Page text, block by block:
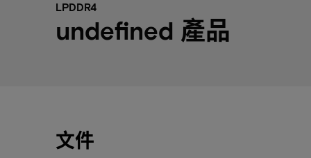
LPDDR4
undefined 產品
文件